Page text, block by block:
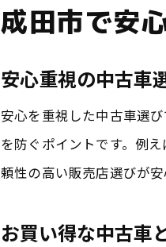
成田市で安
安心重視の中古車
安心を重視した中古車選
を防ぐポイントです。例
頼性の高い販売店選びが
お買い得な中古車